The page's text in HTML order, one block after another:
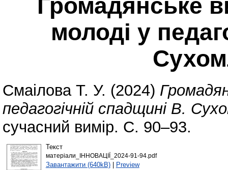
Громадянське
молоді у
Смаілова Т. У. (2024)
педагогічній спадщині В.
сучасний вимір. С. 90–93.
Текст
матеріали_ІННОВАЦІЇ_2024-91-94.pdf
Завантажити (640kB)| Preview